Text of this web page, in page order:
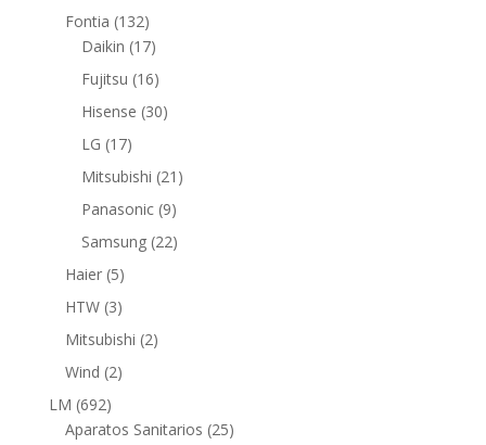
productos
Fontia 132132
productos
Daikin 1717
productos
Fujitsu 1616
productos
Hisense 3030
LG 1717
productos
Mitsubishi 21 21
Panasonic 99
productos
Samsung 2222
Haier 55
productos
HTW 33
productos
Mitsubishi 22
Wind 22
LM 692692
productos
Aparatos Sanitarios 2525